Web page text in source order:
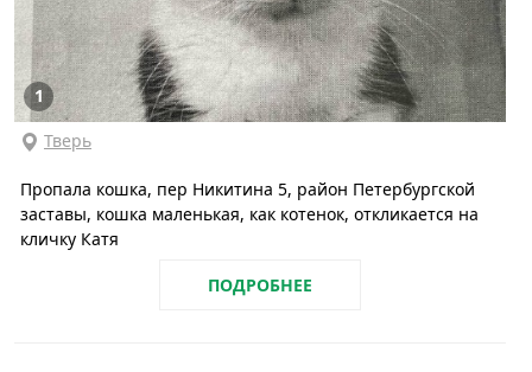
1
Тверь
Пропала кошка, пер Никитина 5, район Петербургской
заставы, кошка маленькая, как котенок, откликается на
кличку Катя
ПОДРОБНЕЕ